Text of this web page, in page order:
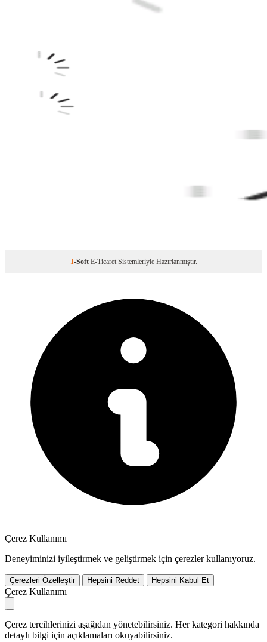
T-Soft E-Ticaret Sistemleriyle Hazırlanmıştır.
Çerez Kullanımı
Deneyiminizi iyileştirmek ve geliştirmek için çerezler kullanıyoruz.
Çerezleri Özelleştir Hepsini Reddet Hepsini Kabul Et
Çerez Kullanımı
Çerez tercihlerinizi aşağıdan yönetebilirsiniz. Her kategori hakkında
detaylı bilgi için açıklamaları okuyabilirsiniz.